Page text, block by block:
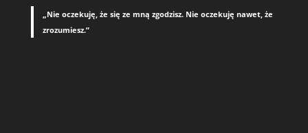
„Nie oczekuję, że się ze mną zgodzisz. Nie oczekuję nawet, że
zrozumiesz.”